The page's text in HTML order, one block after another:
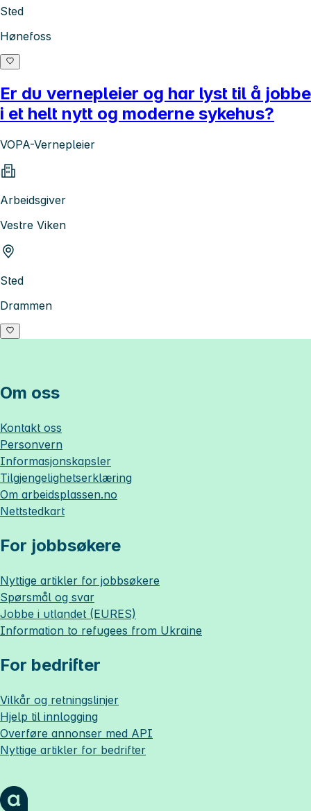
Sted
Hønefoss
Er du vernepleier og har lyst til å jobbe
i et helt nytt og moderne sykehus?
VOPA-Vernepleier
Arbeidsgiver
Vestre Viken
Sted
Drammen
Om oss
Kontakt oss
Personvern
Informasjonskapsler
Tilgjengelighetserklæring
Om arbeidsplassen.no
Nettstedkart
For jobbsøkere
Nyttige artikler for jobbsøkere
Spørsmål og svar
Jobbe i utlandet (EURES)
Information to refugees from Ukraine
For bedrifter
Vilkår og retningslinjer
Hjelp til innlogging
Overføre annonser med API
Nyttige artikler for bedrifter